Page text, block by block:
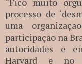
processo de
uma
participação na
autoridades e
Harvard e no